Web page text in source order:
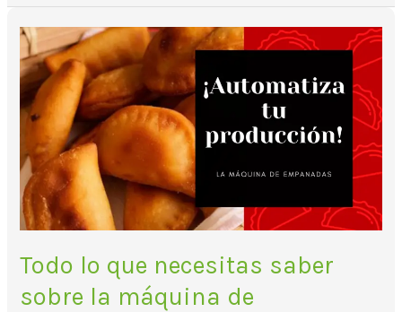
Todo lo que necesitas saber
sobre la máquina de
Todo
lo
que
necesitas
saber
máquina
de
empanadas